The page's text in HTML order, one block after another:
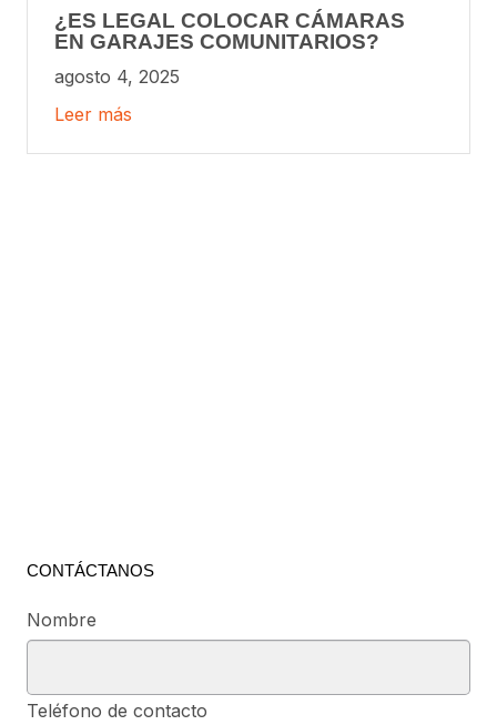
¿ES LEGAL COLOCAR CÁMARAS
EN GARAJES COMUNITARIOS?
agosto 4, 2025
Leer más
CONTÁCTANOS
Nombre
Teléfono de contacto